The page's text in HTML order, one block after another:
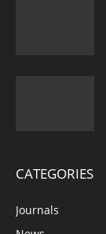
CATEGORIES
Journals